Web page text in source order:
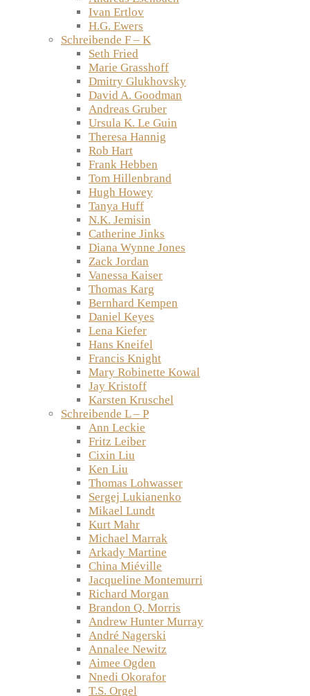
Ivan Ertlov
H.G. Ewers
Schreibende F – K
Seth Fried
Marie Grasshoff
Dmitry Glukhovsky
David A. Goodman
Andreas Gruber
Ursula K. Le Guin
Theresa Hannig
Rob Hart
Frank Hebben
Tom Hillenbrand
Hugh Howey
Tanya Huff
N.K. Jemisin
Catherine Jinks
Diana Wynne Jones
Zack Jordan
Vanessa Kaiser
Thomas Karg
Bernhard Kempen
Daniel Keyes
Lena Kiefer
Hans Kneifel
Francis Knight
Mary Robinette Kowal
Jay Kristoff
Karsten Kruschel
Schreibende L – P
Ann Leckie
Fritz Leiber
Cixin Liu
Ken Liu
Thomas Lohwasser
Sergej Lukianenko
Mikael Lundt
Kurt Mahr
Michael Marrak
Arkady Martine
China Miéville
Jacqueline Montemurri
Richard Morgan
Brandon Q. Morris
Andrew Hunter Murray
André Nagerski
Annalee Newitz
Aimee Ogden
Nnedi Okorafor
T.S. Orgel